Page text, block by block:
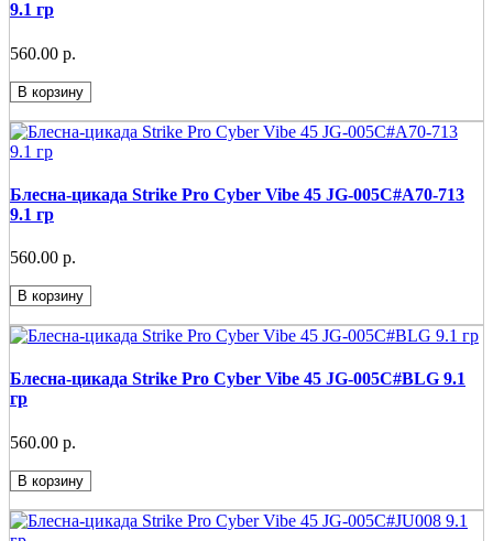
9.1 гр
560.00 р.
В корзину
Блесна-цикада Strike Pro Cyber Vibe 45 JG-005C#A70-713
9.1 гр
560.00 р.
В корзину
Блесна-цикада Strike Pro Cyber Vibe 45 JG-005C#BLG 9.1
гр
560.00 р.
В корзину